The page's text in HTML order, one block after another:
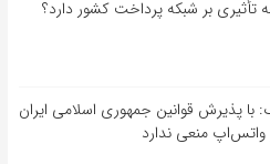
بر شبکه پرداخت کشور دارد؟
با پذیرش قوانین جمهوری اسلامی ایران
واتس‌اپ منعی ندارد